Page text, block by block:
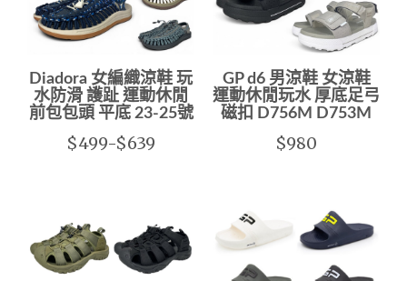
Diadora 女編織涼鞋 玩
水防滑 護趾 運動休閒
前包包頭 平底 23-25號
$499-$639
GP d6 男涼鞋 女涼鞋
運動休閒玩水 厚底足弓
磁扣 D756M D753M
$980